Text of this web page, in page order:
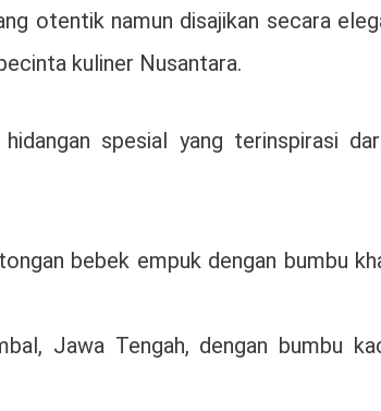
otentik namun disajikan secara
kuliner Nusantara.
spesial yang terinspirasi
bebek empuk dengan bumbu
Jawa Tengah, dengan bumbu